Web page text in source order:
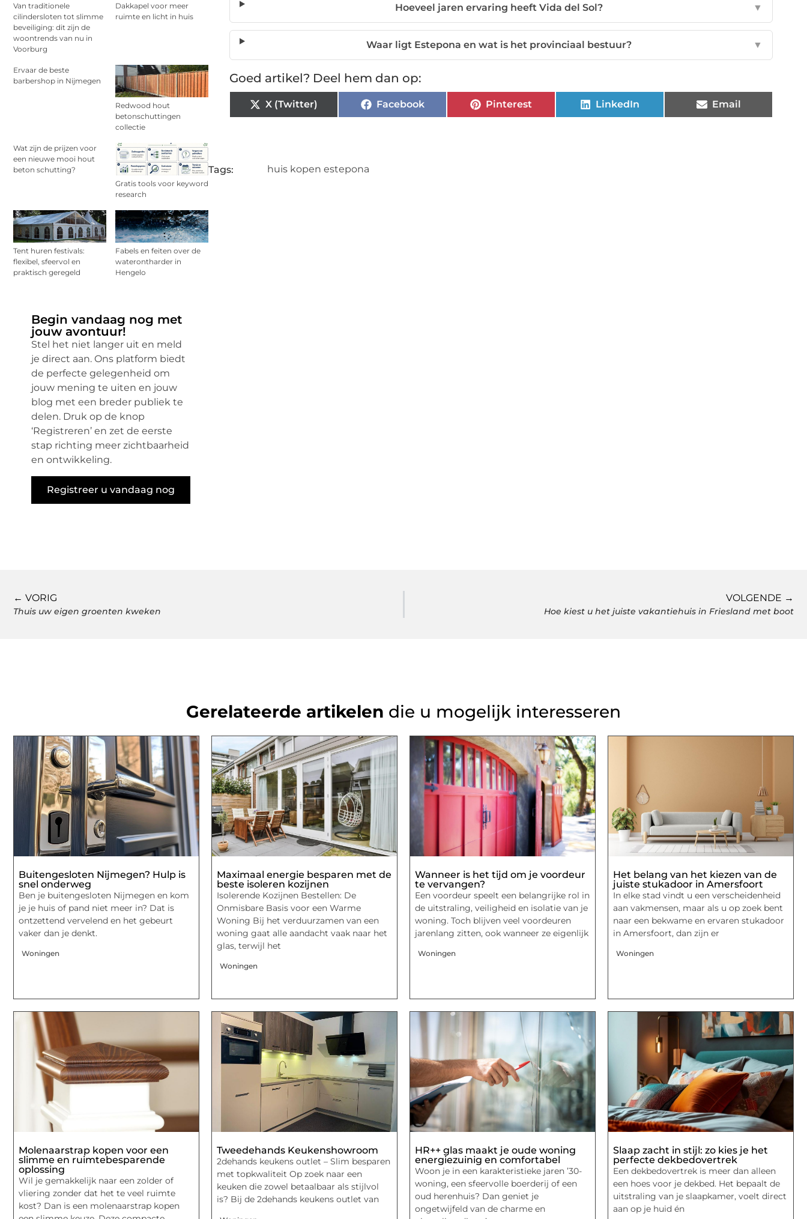
Van traditionele
cilindersloten tot slimme
beveiliging: dit zijn de
woontrends van nu in
Voorburg
Dakkapel voor meer
ruimte en licht in huis
Ervaar de beste
barbershop in Nijmegen
Redwood hout
betonschuttingen
collectie
Wat zijn de prijzen voor
een nieuwe mooi hout
beton schutting?
Gratis tools voor keyword
research
Tent huren festivals:
flexibel, sfeervol en
praktisch geregeld
Fabels en feiten over de
waterontharder in
Hengelo
Begin vandaag nog met
jouw avontuur!
Stel het niet langer uit en meld
je direct aan. Ons platform biedt
de perfecte gelegenheid om
jouw mening te uiten en jouw
blog met een breder publiek te
delen. Druk op de knop
‘Registreren’ en zet de eerste
stap richting meer zichtbaarheid
en ontwikkeling.
Registreer u vandaag nog
Hoeveel jaren ervaring heeft Vida del Sol? ▼
Waar ligt Estepona en wat is het provinciaal bestuur? ▼
Goed artikel? Deel hem dan op:
X (Twitter) Facebook Pinterest LinkedIn Email
Tags: huis kopen estepona
← VORIG
Thuis uw eigen groenten kweken
VOLGENDE →
Hoe kiest u het juiste vakantiehuis in Friesland met boot
Gerelateerde artikelen die u mogelijk interesseren
Buitengesloten Nijmegen? Hulp is
snel onderweg
Ben je buitengesloten Nijmegen en kom
je je huis of pand niet meer in? Dat is
ontzettend vervelend en het gebeurt
vaker dan je denkt.
Woningen
Maximaal energie besparen met de
beste isoleren kozijnen
Isolerende Kozijnen Bestellen: De
Onmisbare Basis voor een Warme
Woning Bij het verduurzamen van een
woning gaat alle aandacht vaak naar het
glas, terwijl het
Woningen
Wanneer is het tijd om je voordeur
te vervangen?
Een voordeur speelt een belangrijke rol in
de uitstraling, veiligheid en isolatie van je
woning. Toch blijven veel voordeuren
jarenlang zitten, ook wanneer ze eigenlijk
Woningen
Het belang van het kiezen van de
juiste stukadoor in Amersfoort
In elke stad vindt u een verscheidenheid
aan vakmensen, maar als u op zoek bent
naar een bekwame en ervaren stukadoor
in Amersfoort, dan zijn er
Woningen
Molenaarstrap kopen voor een
slimme en ruimtebesparende
oplossing
Wil je gemakkelijk naar een zolder of
vliering zonder dat het te veel ruimte
kost? Dan is een molenaarstrap kopen
Tweedehands Keukenshowroom
2dehands keukens outlet – Slim besparen
met topkwaliteit Op zoek naar een
keuken die zowel betaalbaar als stijlvol
is? Bij de 2dehands keukens outlet van
HR++ glas maakt je oude woning
energiezuinig en comfortabel
Woon je in een karakteristieke jaren ’30-
woning, een sfeervolle boerderij of een
oud herenhuis? Dan geniet je
ongetwijfeld van de charme en
Slaap zacht in stijl: zo kies je het
perfecte dekbedovertrek
Een dekbedovertrek is meer dan alleen
een hoes voor je dekbed. Het bepaalt de
uitstraling van je slaapkamer, voelt direct
aan op je huid én